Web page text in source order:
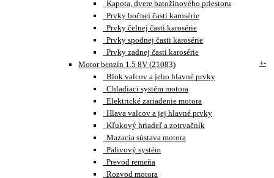
Kapota, dvere batožinového priestoru
Prvky bočnej časti karosérie
Prvky čelnej časti karosérie
Prvky spodnej časti karosérie
Prvky zadnej časti karosérie
Motor benzín 1.5 8V (21083)
+-
Blok valcov a jeho hlavné prvky
Chladiaci systém motora
Elektrické zariadenie motora
Hlava valcov a jej hlavné prvky
Kľukový hriadeľ a zotrvačník
Mazacia sústava motora
Palivový systém
Prevod remeňa
Rozvod motora